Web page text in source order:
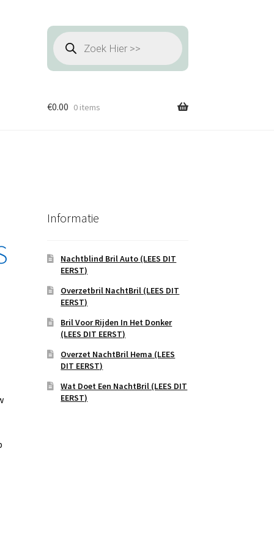
Producten
zoeken
€0.00 0 items
Informatie
Nachtblind Bril Auto (LEES DIT
EERST)
Overzetbril NachtBril (LEES DIT
EERST)
Bril Voor Rijden In Het Donker
(LEES DIT EERST)
Overzet NachtBril Hema (LEES
DIT EERST)
Wat Doet Een NachtBril (LEES DIT
EERST)